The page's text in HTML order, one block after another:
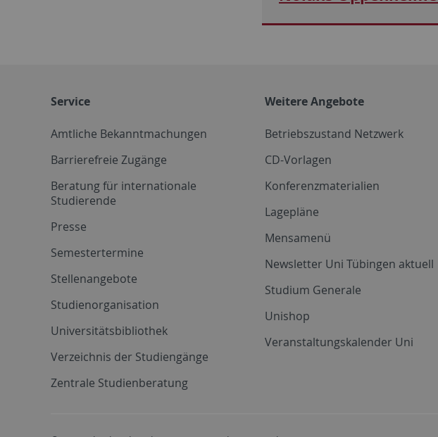
Service
Amtliche Bekanntmachungen
Barrierefreie Zugänge
Beratung für internationale
Studierende
Presse
Semestertermine
Stellenangebote
Studienorganisation
Universitätsbibliothek
Verzeichnis der Studiengänge
Zentrale Studienberatung
Weitere Angebote
Betriebszustand Netzwerk
CD-Vorlagen
Konferenzmaterialien
Lagepläne
Mensamenü
Newsletter Uni Tübingen aktuell
Studium Generale
Unishop
Veranstaltungskalender Uni